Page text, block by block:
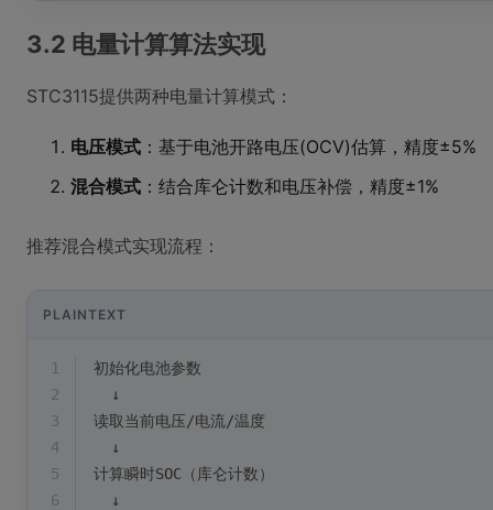
3.2 电量计算算法实现
STC3115提供两种电量计算模式：
电压模式 ：基于电池开路电压(OCV)估算，精度±5%
混合模式 ：结合库仑计数和电压补偿，精度±1%
推荐混合模式实现流程：
PLAINTEXT
1
初始化电池参数
2
  ↓
3
读取当前电压/电流/温度
4
  ↓
5
计算瞬时SOC（库仑计数）
6
  ↓